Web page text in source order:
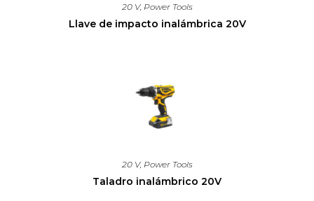
20 V, Power Tools
Llave de impacto inalámbrica 20V
20 V, Power Tools
Taladro inalámbrico 20V